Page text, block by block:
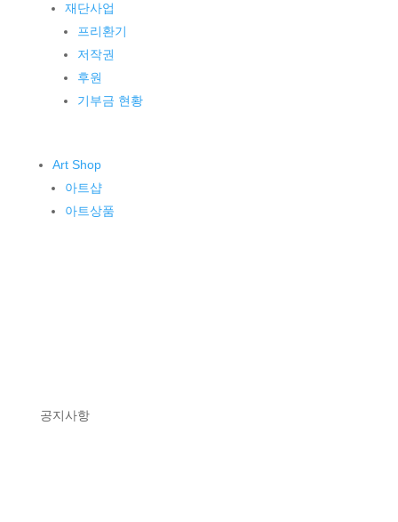
재단사업
프리환기
저작권
후원
기부금 현황
Art Shop
아트샵
아트상품
공지사항